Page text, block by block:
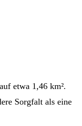
etwa 1,46 km².
Sorgfalt als eine